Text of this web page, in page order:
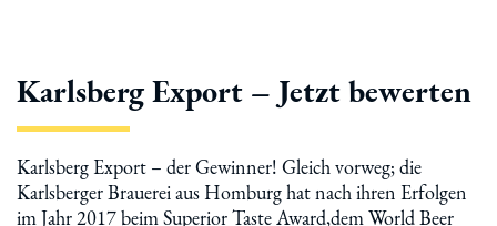
Karlsberg Export – Jetzt bewerten
Karlsberg Export – der Gewinner! Gleich vorweg; die
Karlsberger Brauerei aus Homburg hat nach ihren Erfolgen
im Jahr 2017 beim Superior Taste Award,dem World Beer